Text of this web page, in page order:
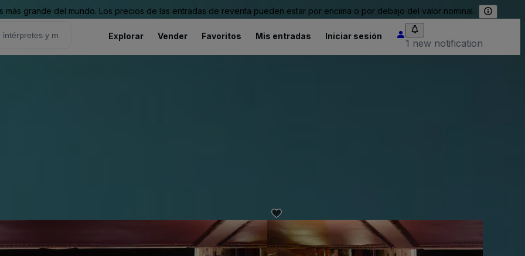
grande del mundo. Los precios de las entradas de reventa pueden estar por encima o por debajo del valor nominal.
Explorar Vender Favoritos Mis entradas Iniciar sesión
1 new notification